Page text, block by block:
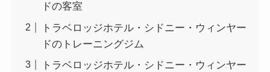
ドの客室
トラベロッジホテル・シドニー・ウィンヤー
ドのトレーニングジム
トラベロッジホテル・シドニー・ウィンヤー